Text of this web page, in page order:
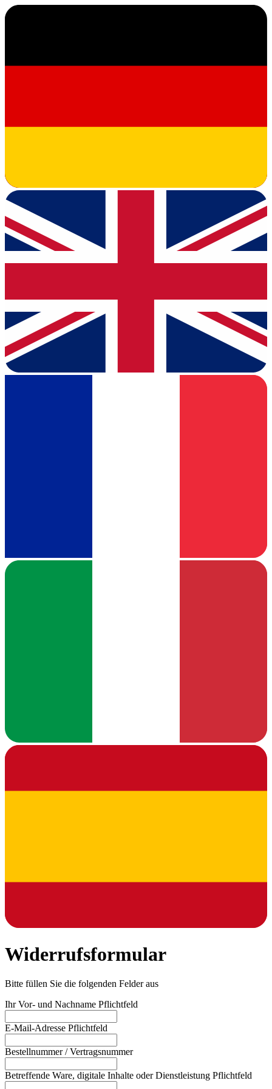
Widerrufsformular
Bitte füllen Sie die folgenden Felder aus
Ihr Vor- und Nachname Pflichtfeld
E-Mail-Adresse Pflichtfeld
Bestellnummer / Vertragsnummer
Betreffende Ware, digitale Inhalte oder Dienstleistung Pflichtfeld